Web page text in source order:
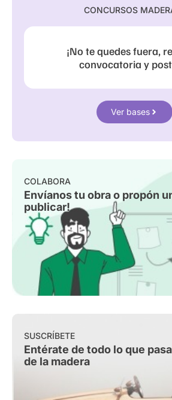
CONCURSOS
¡No te quedes fuera,
convocatoria y
Ver bases
COLABORA
Envíanos tu obra o propón
publicar!
SUSCRÍBETE
Entérate de todo lo que
de la madera